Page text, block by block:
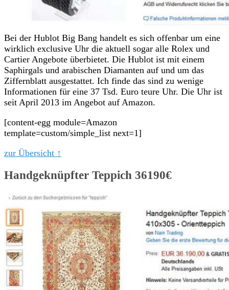
Bei der Hublot Big Bang handelt es sich offenbar um eine
wirklich exclusive Uhr die aktuell sogar alle Rolex und
Cartier Angebote überbietet. Die Hublot ist mit einem
Saphirgals und arabischen Diamanten auf und um das
Ziffernblatt ausgestattet. Ich finde das sind zu wenige
Informationen für eine 37 Tsd. Euro teure Uhr. Die Uhr ist
seit April 2013 im Angebot auf Amazon.
[content-egg module=Amazon
template=custom/simple_list next=1]
zur Übersicht ↑
Handgeknüpfter Teppich 36190€